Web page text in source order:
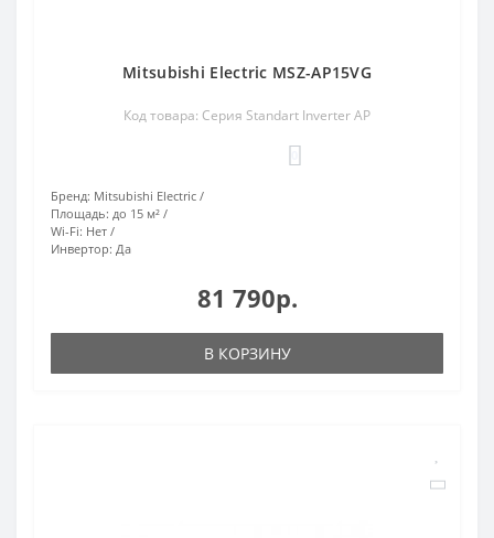
Mitsubishi Electric MSZ-AP15VG
Код товара: Серия Standart Inverter AP
Бренд: Mitsubishi Electric
Площадь: до 15 м²
Wi-Fi: Нет
Инвертор: Да
81 790р.
В КОРЗИНУ